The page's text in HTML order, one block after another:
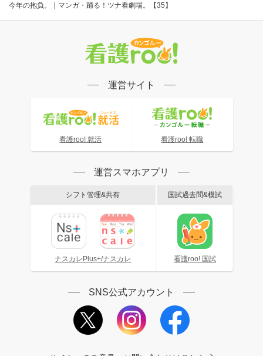
今年の抱負。｜マンガ・踊る！ツナ看劇場。【35】
運営サイト
看護roo! 就活 看護roo! 転職
運営スマホアプリ
シフト管理&共有
ナスカレPlus+/ナスカレ
国試過去問&模試
看護roo! 国試
SNS公式アカウント